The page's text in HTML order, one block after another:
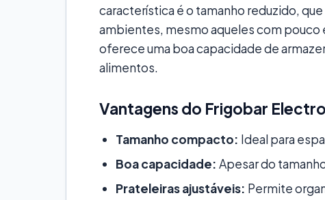
característica é o tamanho reduzido,
ambientes, mesmo aqueles com
oferece uma boa capacidade de
alimentos.
Vantagens do Frigobar
Tamanho compacto: Ideal para
Boa capacidade: Apesar do
Prateleiras ajustáveis: Permite